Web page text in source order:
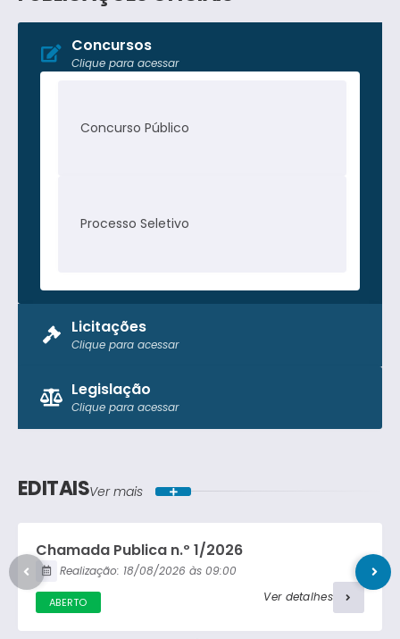
Concursos
Clique para acessar
Concurso Público
Processo Seletivo
Licitações
Clique para acessar
Tomada de Preço
Carta Convite
Legislação
Clique para acessar
Lei Ordinária
Portaria
EDITAISVer mais
Chamada Publica n.º 1/2026
ABERTO
Realização: 18/08/2026
09:00
Ver detalhes